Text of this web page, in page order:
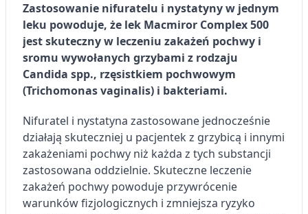
Zastosowanie nifuratelu i nystatyny w jednym
leku powoduje, że lek Macmiror Complex 500
jest skuteczny w leczeniu zakażeń pochwy i
sromu wywołanych grzybami z rodzaju
Candida spp., rzęsistkiem pochwowym
(Trichomonas vaginalis) i bakteriami.
Nifuratel i nystatyna zastosowane jednocześnie
działają skuteczniej u pacjentek z grzybicą i innymi
zakażeniami pochwy niż każda z tych substancji
zastosowana oddzielnie. Skuteczne leczenie
zakażeń pochwy powoduje przywrócenie
warunków fizjologicznych i zmniejsza ryzyko